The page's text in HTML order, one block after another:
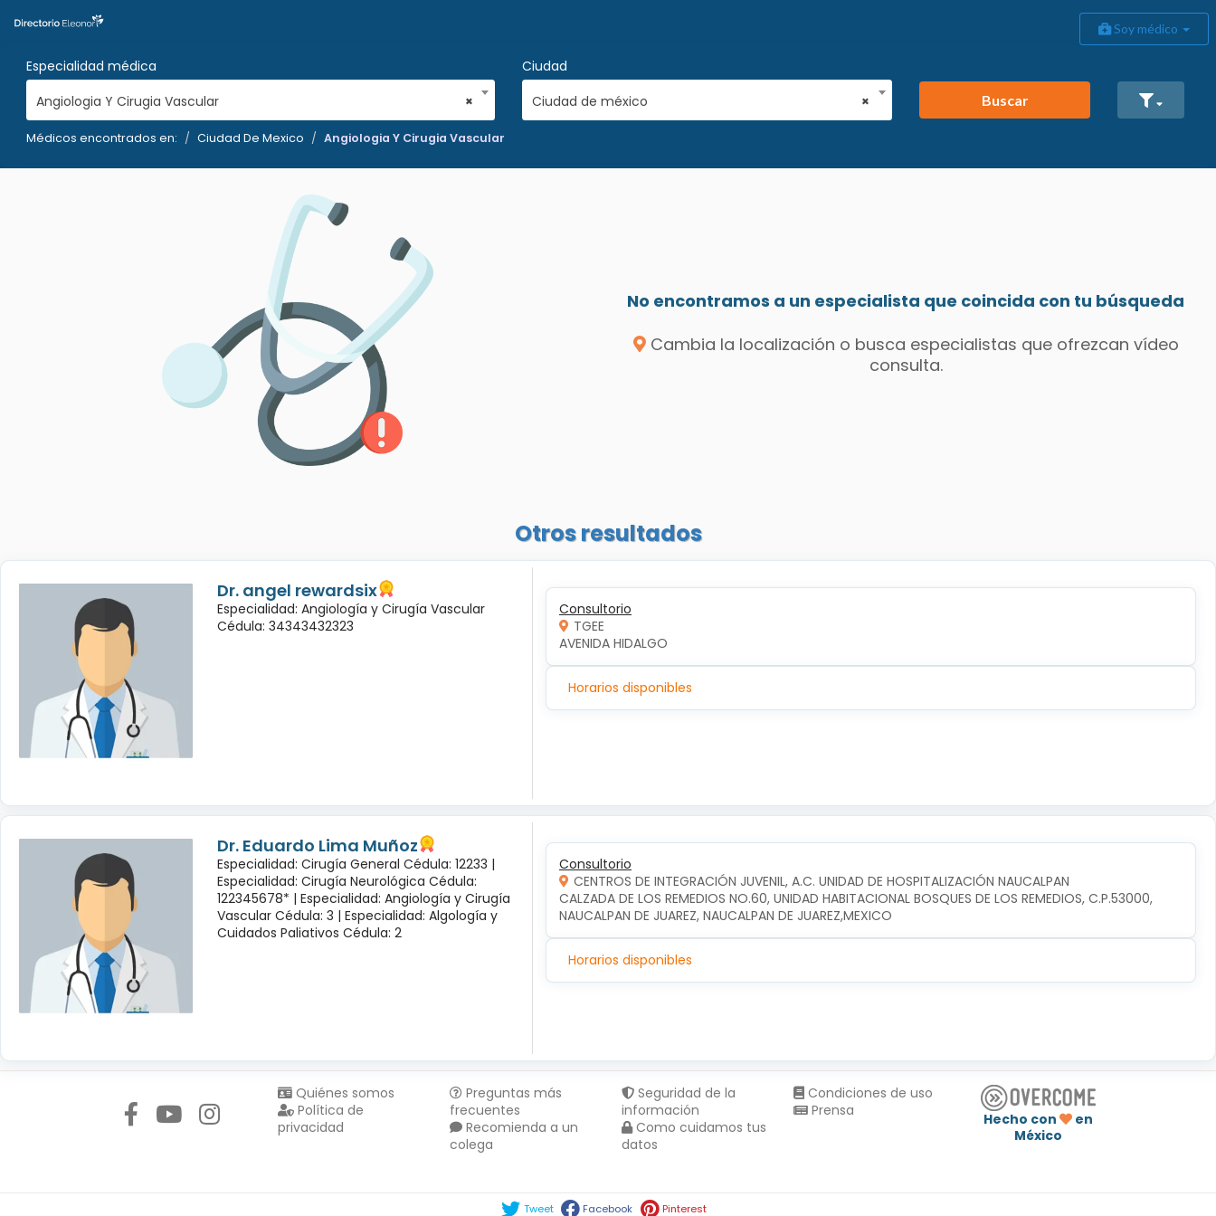
Soy médico
Especialidad médica
×
Angiologia Y Cirugia Vascular
Ciudad
×
Ciudad de méxico Buscar
Médicos encontrados en: Ciudad De Mexico Angiologia Y Cirugia Vascular
No encontramos a un especialista que coincida con tu búsqueda
Cambia la localización o busca especialistas que ofrezcan vídeo
consulta.
Otros resultados
Dr. angel rewardsix
Especialidad: Angiología y Cirugía Vascular
Cédula: 34343432323
Consultorio
TGEE
AVENIDA HIDALGO
Horarios disponibles
Dr. Eduardo Lima Muñoz
Especialidad: Cirugía General Cédula: 12233 |
Especialidad: Cirugía Neurológica Cédula:
122345678* | Especialidad: Angiología y Cirugía
Vascular Cédula: 3 | Especialidad: Algología y
Cuidados Paliativos Cédula: 2
Consultorio
CENTROS DE INTEGRACIÓN JUVENIL, A.C. UNIDAD DE HOSPITALIZACIÓN NAUCALPAN
CALZADA DE LOS REMEDIOS NO.60, UNIDAD HABITACIONAL BOSQUES DE LOS REMEDIOS, C.P.53000,
NAUCALPAN DE JUAREZ, NAUCALPAN DE JUAREZ,MEXICO
Horarios disponibles
Quiénes somos
Política de
privacidad
Preguntas más
frecuentes
Recomienda a un
colega
Seguridad de la
información
Como cuidamos tus
datos
Condiciones de uso
Prensa
Hecho con
en
México
Tweet Facebook Pinterest